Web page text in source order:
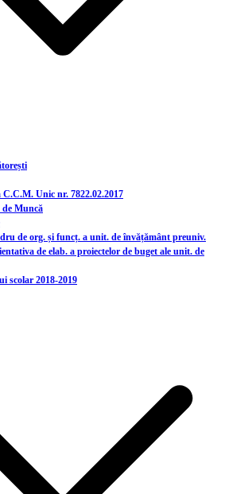
Unic nr. 7822.02.2017
Muncă
de org. și funcț. a unit. de învățământ preuniv.
de elab. a proiectelor de buget ale unit. de
scolar 2018-2019